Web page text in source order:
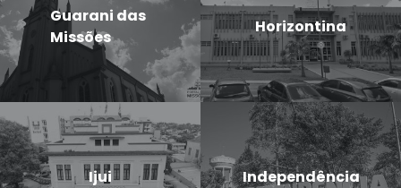
Guarani das
Missões
Horizontina
Ijui Independência